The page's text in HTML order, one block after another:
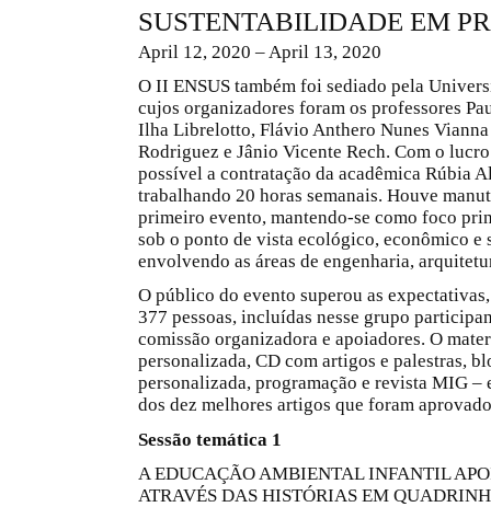
SUSTENTABILIDADE EM
April 12, 2020 – April 13, 2020
O II ENSUS também foi sediado pela
cujos organizadores foram os professores
Ilha Librelotto, Flávio Anthero Nunes Vianna
Rodriguez e Jânio Vicente Rech. Com o
possível a contratação da acadêmica Rúbia
trabalhando 20 horas semanais. Houve
primeiro evento, mantendo-se como foco
sob o ponto de vista ecológico, econômico
envolvendo as áreas de engenharia,
O público do evento superou as
377 pessoas, incluídas nesse grupo
comissão organizadora e apoiadores. O
personalizada, CD com artigos e palestras,
personalizada, programação e revista MIG –
dos dez melhores artigos que foram
Sessão temática 1
A EDUCAÇÃO AMBIENTAL INFANTIL
ATRAVÉS DAS HISTÓRIAS EM